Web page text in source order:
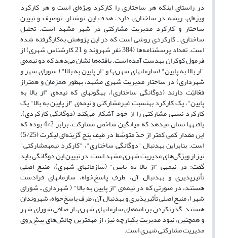
در راستای اینکه هر ساختاری را کارکرد ویژه‌ای است و هر کارکرد
ویژه‌ای، ریشه در ساختاری دارد، هدف این نوشتار، توصیف و تبیین
ساختار و کارکرد مدیریت مشارکتی در شهر مشهد است. تحلیل
ساختاری ـ کارکردی روشی است که در این پژوهش به‌کارگرفته شده
است. تعداد پرسش‎نامه‌‌ها (384 نفر شهروند و 21 کارشناس شهری) از
فرمول کوکران به‎دست آمده است. یافته‌ها نشان می‌دهد که دو نیمه‌ی
"از بالا به پایین" (سازمان‎های شهری) و "از پایین به بالا" ( شورای شهر و
شهرداری) در ساختار مدیریت شهری مشهد، به‎طور هم‎زمان و هم‎تراز
فعّالیّت دارند (دوگانگی ساختاری)، به‎گونه‎ای که نیمه‌ی "از بالا به
پایین"، یک کارکرد به‎نسبت غیرمشارکتی و نیمه‌ی "از پایین به بالا" یک
کارکرد نسبی مشارکتی را از خود آشکار می‌کند (دوگانگی کارکردی).
یافته‎ها نشان می‎دهد که میانگین شاخص مشارکت، برابر 4/2 بوده که
این مقدار کمی کمتر از حدّ متوسّط در طیف پنج گزینه‌ای لیکرت (5/25)
است. بنابراین به‎دنبال "دوگانگی ساختاری"، "کارکرد نیمه‎مشارکتی"
نیز از ویژگی‌های مدیریت شهری مشهد است. در تبیین این دوگانگی باید
گفت: در نیمه‎ی "از بالا به پایین" (سازمان‎های شهری)، منبع اصلی
تأثیرپذیری و به‎دنبال آن، طرفِ پاسخ‌خواه، سازمان‎های فرادست
هستند، در صورتی که در نیمه‌ی "از پایین به بالا" ( شهرداری ـ شورای
شهر)، منبع اصلی تأثیرپذیری و به‎دنبال آن، طرفِ‌ پاسخ‌خواه، شهروندان
هستند. گذرنکردن برنامه‌های سازمان‎های شهری، از صافی شورای شهر
و همچنین، نبود مدیریت یکپارچه نیز، از مهم‎ترین چالش‌های پیشِ‌روی
مدیریت مشارکتی شهری است.